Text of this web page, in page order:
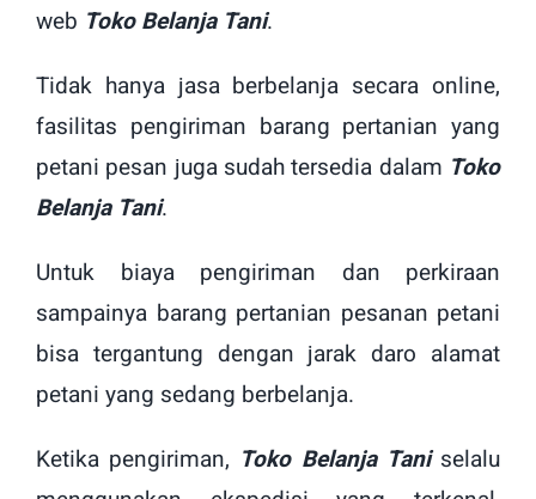
web Toko Belanja Tani.
Tidak hanya jasa berbelanja secara online,
fasilitas pengiriman barang pertanian yang
petani pesan juga sudah tersedia dalam Toko
Belanja Tani.
Untuk biaya pengiriman dan perkiraan
sampainya barang pertanian pesanan petani
bisa tergantung dengan jarak daro alamat
petani yang sedang berbelanja.
Ketika pengiriman, Toko Belanja Taniselalu